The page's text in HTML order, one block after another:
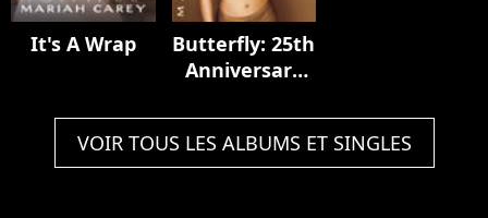
It's A Wrap
Butterfly: 25th
Anniversary
Edition
VOIR TOUS LES ALBUMS ET SINGLES